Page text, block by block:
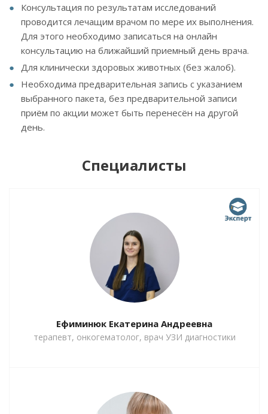
Консультация по результатам исследований
проводится лечащим врачом по мере их выполнения.
Для этого необходимо записаться на онлайн
консультацию на ближайший приемный день врача.
Для клинически здоровых животных (без жалоб).
Необходима предварительная запись с указанием
выбранного пакета, без предварительной записи
приём по акции может быть перенесён на другой
день.
Специалисты
Ефиминюк Екатерина Андреевна
терапевт, онкогематолог, врач УЗИ диагностики